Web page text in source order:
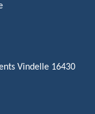
Vindelle 16430